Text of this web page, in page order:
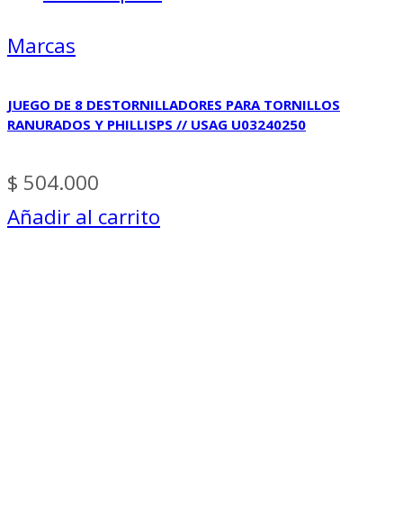
Marcas
JUEGO DE 8 DESTORNILLADORES PARA TORNILLOS
RANURADOS Y PHILLISPS // USAG U03240250
$ 504.000
Añadir al carrito